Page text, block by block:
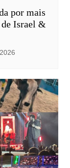
por mais
Israel &